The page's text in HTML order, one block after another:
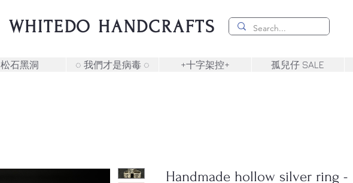
WHITEDO HANDCRAFTS
松石黑洞 ◌ 我們才是病毒 ◌ +十字架控+ 孤兒仔 SALE
Handmade hollow silver ring -